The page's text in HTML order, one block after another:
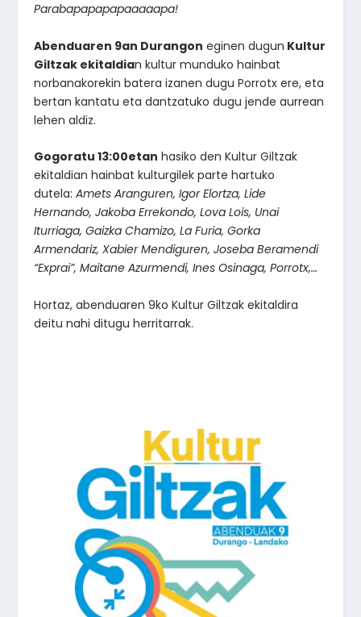
Parabapapapapaaaaapa!
Abenduaren 9an Durangon eginen dugun Kultur
Giltzak ekitaldian kultur munduko hainbat
norbanakorekin batera izanen dugu Porrotx ere, eta
bertan kantatu eta dantzatuko dugu jende aurrean
lehen aldiz.
Gogoratu 13:00etan hasiko den Kultur Giltzak
ekitaldian hainbat kulturgilek parte hartuko
dutela:Amets Aranguren, Igor Elortza, Lide
Hernando, Jakoba Errekondo, Lova Lois, Unai
Iturriaga, Gaizka Chamizo, La Furia, Gorka
Armendariz, Xabier Mendiguren, Joseba Beramendi
“Exprai”, Maitane Azurmendi, Ines Osinaga, Porrotx,…
Hortaz, abenduaren 9ko Kultur Giltzak ekitaldira
deitu nahi ditugu herritarrak.